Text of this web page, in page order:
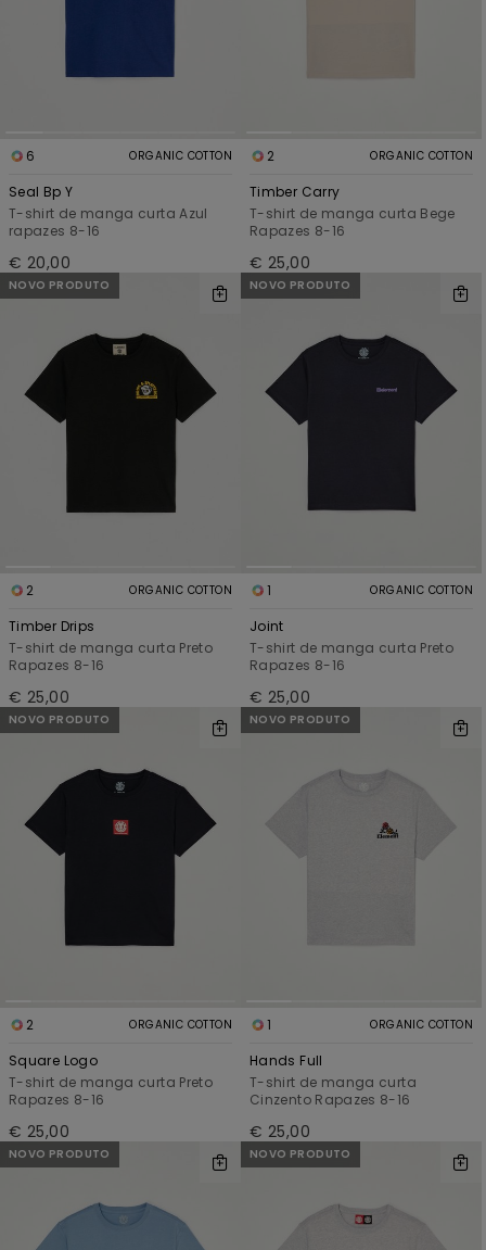
6 ORGANIC COTTON
Seal Bp Y
T-shirt de manga curta Azul
rapazes 8-16
€ 20,00
2 ORGANIC COTTON
Timber Carry
T-shirt de manga curta Bege
Rapazes 8-16
€ 25,00
NOVO PRODUTO
2 ORGANIC COTTON
Timber Drips
T-shirt de manga curta Preto
Rapazes 8-16
€ 25,00
NOVO PRODUTO
1 ORGANIC COTTON
Joint
T-shirt de manga curta Preto
Rapazes 8-16
€ 25,00
NOVO PRODUTO
2 ORGANIC COTTON
Square Logo
T-shirt de manga curta Preto
Rapazes 8-16
€ 25,00
NOVO PRODUTO
1 ORGANIC COTTON
Hands Full
T-shirt de manga curta
Cinzento Rapazes 8-16
€ 25,00
NOVO PRODUTO NOVO PRODUTO